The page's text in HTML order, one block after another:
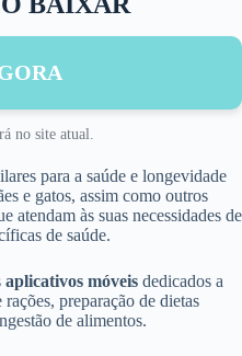
no site atual.
para a saúde e longevidade
e gatos, assim como outros
atendam às suas necessidades de
de saúde.
aplicativos móveis dedicados a
preparação de dietas
de alimentos.